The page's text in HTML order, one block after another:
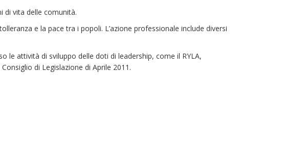
di vita delle comunità.
e la pace tra i popoli. L’azione professionale include diversi
le attività di sviluppo delle doti di leadership, come il RYLA,
di Legislazione di Aprile 2011.